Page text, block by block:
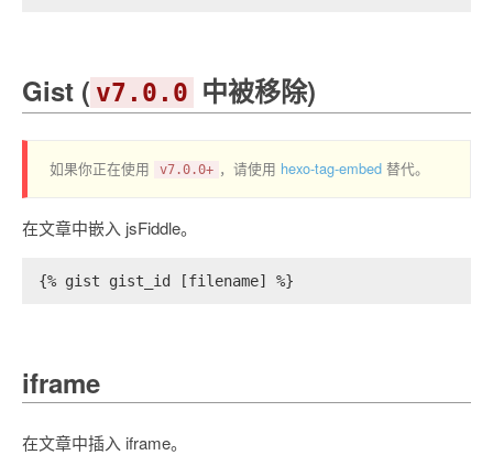
Gist ( v7.0.0 中被移除)
如果你正在使用 v7.0.0+ ，请使用 hexo-tag-embed 替代。
在文章中嵌入 jsFiddle。
{% gist gist_id [filename] %}
iframe
在文章中插入 iframe。